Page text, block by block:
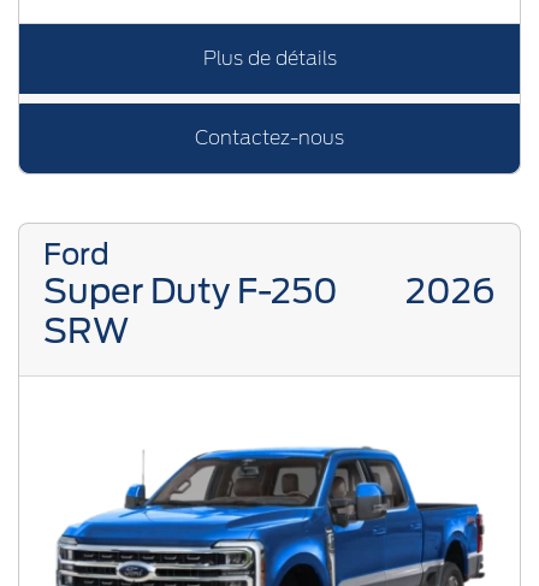
Plus de détails
Contactez-nous
Ford
Super Duty F-250
SRW
2026